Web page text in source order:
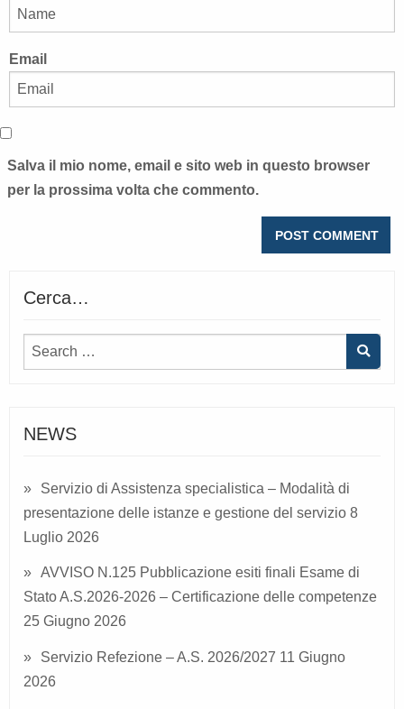
Email
Salva il mio nome, email e sito web in questo browser
per la prossima volta che commento.
Cerca…
NEWS
Servizio di Assistenza specialistica – Modalità di
presentazione delle istanze e gestione del servizio 8
Luglio 2026
AVVISO N.125 Pubblicazione esiti finali Esame di
Stato A.S.2026-2026 – Certificazione delle competenze
25 Giugno 2026
Servizio Refezione – A.S. 2026/2027 11 Giugno
2026